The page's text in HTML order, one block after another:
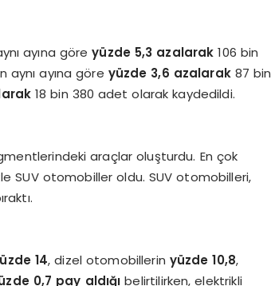
ayına göreyüzde 5,3 azalarak 106 bin
aynı ayına göre yüzde 3,6 azalarak87 bin
18 bin 380 adet olarak kaydedildi.
araçlar oluşturdu. En çok
SUV otomobiller oldu. SUV otomobilleri,
14, dizel otomobillerin yüzde 10,8,
0,7 pay aldığı belirtilirken, elektrikli